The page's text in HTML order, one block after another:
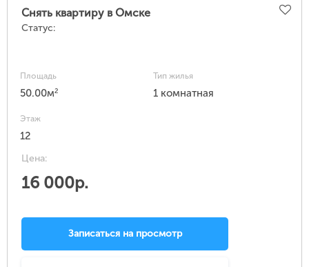
Снять квартиру в Омске
Статус:
Площадь
50.00м2
Тип жилья
1 комнатная
Этаж
12
Цена:
16 000р.
Записаться на просмотр